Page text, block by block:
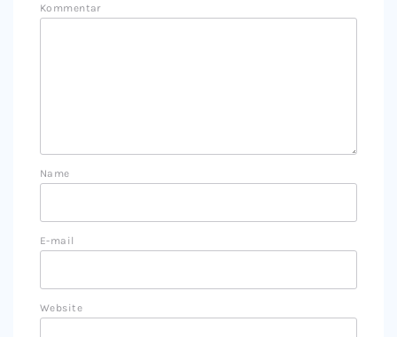
Kommentar
Name
E-mail
Website